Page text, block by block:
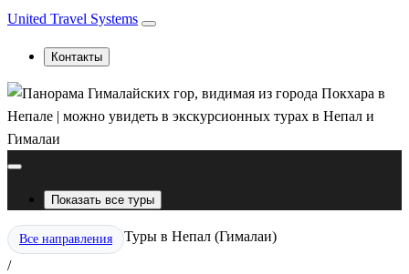
United Travel Systems
Контакты
Показать все туры
Все направления
/
Туры в Непал (Гималаи)